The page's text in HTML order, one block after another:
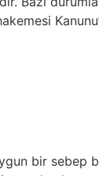
bir sebep